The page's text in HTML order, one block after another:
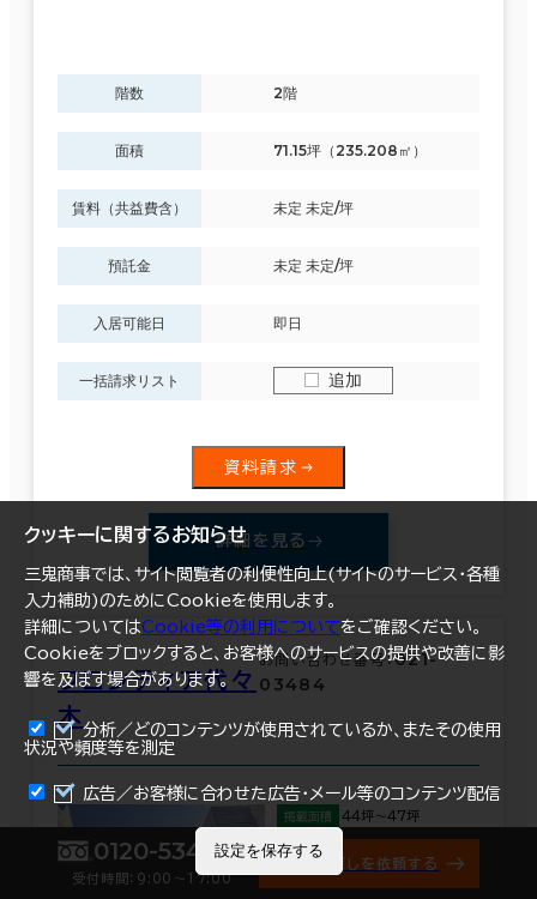
階数 2階
面積 71.15坪（235.208㎡）
賃料（共益費含） 未定 未定/坪
預託金 未定 未定/坪
入居可能日 即日
一括請求リスト 追加
資料請求
詳細を見る
フロンティア代々
木
お問い合わせ番号：021-
03484
掲載面積 44坪～47坪
渋谷区代々木1-11-2
地図を表示
まとめて資料請求
0120-534-011
受付時間：9:00〜17:00
オフィス探しを依頼する
クッキーに関するお知らせ
三鬼商事では、サイト閲覧者の利便性向上(サイトのサービス・各種
入力補助)のためにCookieを使用します。
詳細についてはCookie等の利用についてをご確認ください。
Cookieをブロックすると、お客様へのサービスの提供や改善に影
響を及ぼす場合があります。
分析／どのコンテンツが使用されているか、またその使用
状況や頻度等を測定
広告／お客様に合わせた広告・メール等のコンテンツ配信
設定を保存する